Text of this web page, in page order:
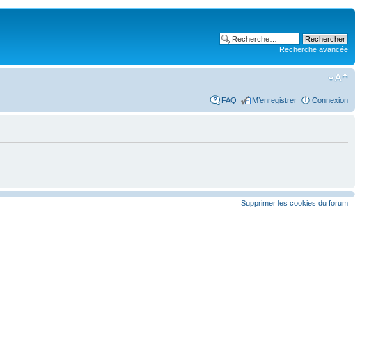
Recherche avancée
FAQ M’enregistrer Connexion
Supprimer les cookies du forum